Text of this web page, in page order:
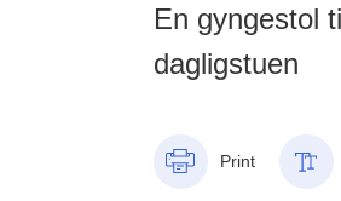
En gyngestol
dagligstuen
Print